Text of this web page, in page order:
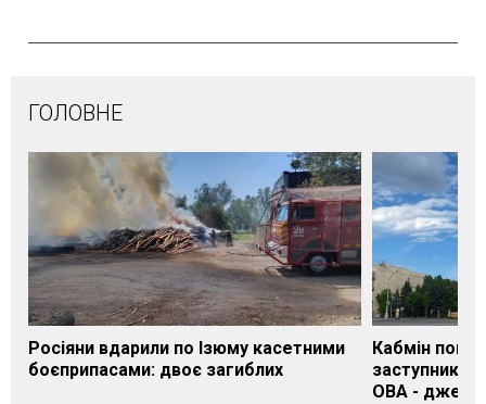
ГОЛОВНЕ
Росіяни вдарили по Ізюму касетними
боєприпасами: двоє загиблих
Кабмін
заступника
ОВА -